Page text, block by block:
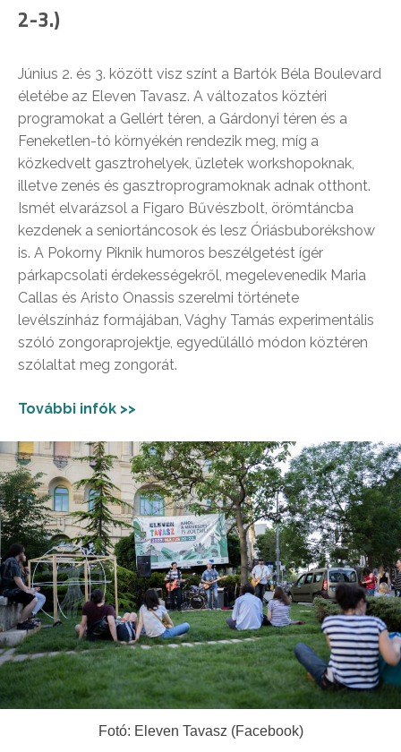
2-3.)
Június 2. és 3. között visz színt a Bartók Béla Boulevard
életébe az Eleven Tavasz. A változatos köztéri
programokat a Gellért téren, a Gárdonyi téren és a
Feneketlen-tó környékén rendezik meg, míg a
közkedvelt gasztrohelyek, üzletek workshopoknak,
illetve zenés és gasztroprogramoknak adnak otthont.
Ismét elvarázsol a Figaro Bűvészbolt, örömtáncba
kezdenek a seniortáncosok és lesz Óriásbuborékshow
is. A Pokorny Piknik humoros beszélgetést ígér
párkapcsolati érdekességekről, megelevenedik Maria
Callas és Aristo Onassis szerelmi története
levélszínház formájában, Vághy Tamás experimentális
szóló zongoraprojektje, egyedülálló módon köztéren
szólaltat meg zongorát.
További infók >>
Fotó: Eleven Tavasz (Facebook)